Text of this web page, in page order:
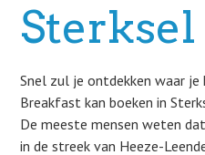
Sterksel
Snel zul je ontdekken waar
Breakfast kan boeken in
De meeste mensen weten
in de streek van Heeze-